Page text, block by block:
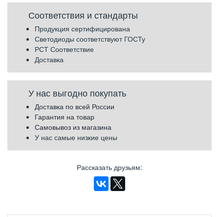
Соответствия и стандарты
Продукция сертифицирована
Светодиоды соответствуют ГОСТу
РСТ Соответствие
Доставка
У нас выгодно покупать
Доставка по всей России
Гарантия на товар
Самовывоз из магазина
У нас самые низкие цены
Рассказать друзьям: